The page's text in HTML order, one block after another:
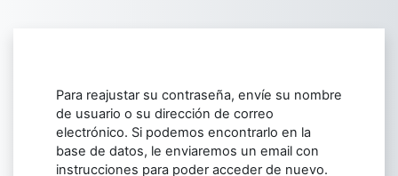
Para reajustar su contraseña, envíe su nombre
de usuario o su dirección de correo
electrónico. Si podemos encontrarlo en la
base de datos, le enviaremos un email con
instrucciones para poder acceder de nuevo.